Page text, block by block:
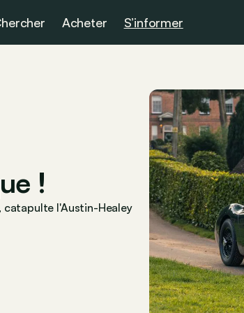
Acheter S’informer
!
l'Austin-Healey